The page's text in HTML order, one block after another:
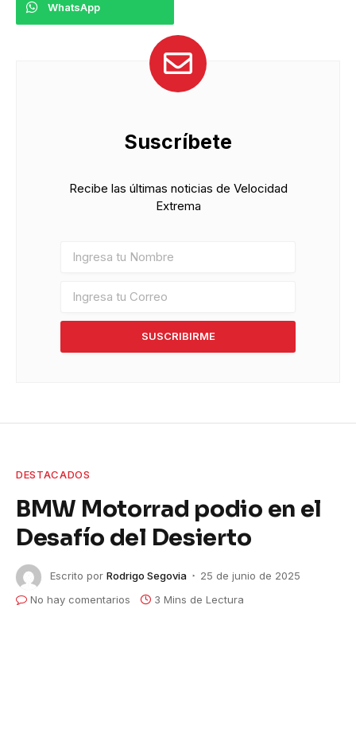
WhatsApp
Suscríbete
Recibe las últimas noticias de Velocidad
Extrema
SUSCRIBIRME
DESTACADOS
BMW Motorrad podio en el
Desafío del Desierto
Escrito por Rodrigo Segovia
25 de junio de 2025
No hay comentarios
3 Mins de Lectura